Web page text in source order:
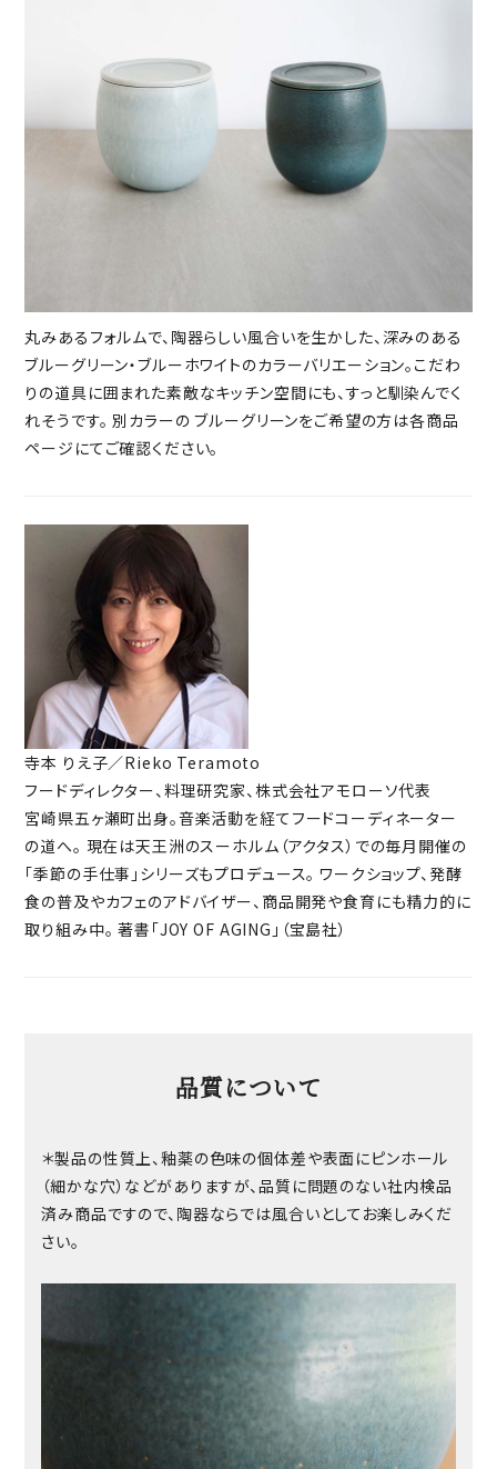
丸みあるフォルムで、陶器らしい風合いを生かした、深みのある
ブルーグリーン・ブルーホワイトのカラーバリエーション。こだわ
りの道具に囲まれた素敵なキッチン空間にも、すっと馴染んでく
れそうです。 別カラーの ブルーグリーンをご希望の方は各商品
ページにてご確認ください。
寺本 りえ子／Rieko Teramoto
フードディレクター、料理研究家、株式会社アモローソ代表
宮崎県五ヶ瀬町出身。音楽活動を経てフードコーディネーター
の道へ。 現在は天王洲のスーホルム（アクタス）での毎月開催の
「季節の手仕事」シリーズもプロデュース。 ワークショップ、発酵
食の普及やカフェのアドバイザー、商品開発や食育にも精力的に
取り組み中。 著書「JOY OF AGING」（宝島社）
品質について
＊製品の性質上、釉薬の色味の個体差や表面にピンホール
（細かな穴）などがありますが、品質に問題のない社内検品
済み商品ですので、陶器ならでは風合いとしてお楽しみくだ
さい。